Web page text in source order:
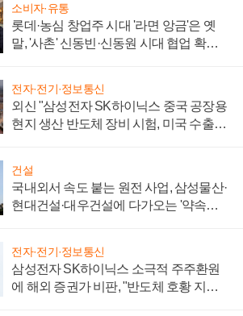
소비자·유통
롯데·농심 창업주 시대 '라면 앙금'은 옛
말, '사촌' 신동빈·신동원 시대 협업 확대
전자·전기·정보통신
외신 "삼성전자 SK하이닉스 중국 공장용
현지 생산 반도체 장비 시험, 미국 수출통
건설
국내외서 속도 붙는 원전 사업, 삼성물산·
현대건설·대우건설에 다가오는 '약속의
전자·전기·정보통신
삼성전자 SK하이닉스 소극적 주주환원
에 해외 증권가 비판, "반도체 호황 지속